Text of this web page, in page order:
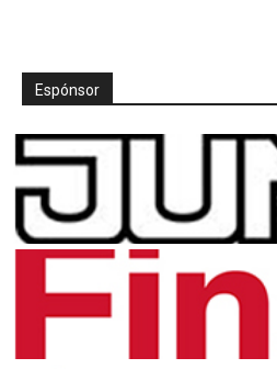
Espónsor